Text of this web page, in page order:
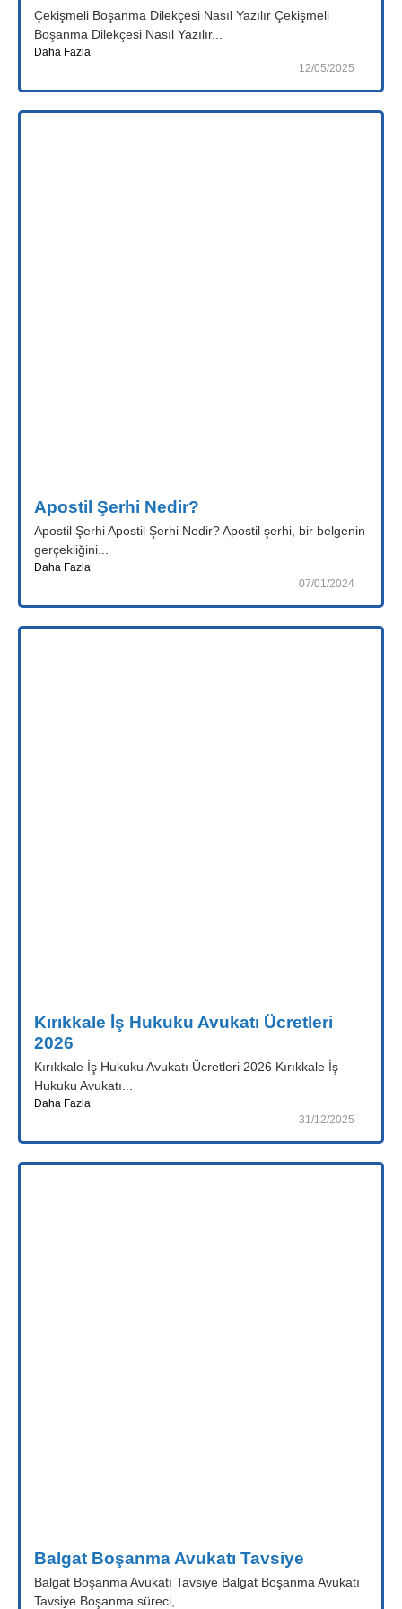
Çekişmeli Boşanma Dilekçesi Nasıl Yazılır Çekişmeli
Boşanma Dilekçesi Nasıl Yazılır...
Daha Fazla
12/05/2025
Apostil Şerhi Nedir?
Apostil Şerhi Apostil Şerhi Nedir? Apostil şerhi, bir belgenin
gerçekliğini...
Daha Fazla
07/01/2024
Kırıkkale İş Hukuku Avukatı Ücretleri
2026
Kırıkkale İş Hukuku Avukatı Ücretleri 2026 Kırıkkale İş
Hukuku Avukatı...
Daha Fazla
31/12/2025
Balgat Boşanma Avukatı Tavsiye
Balgat Boşanma Avukatı Tavsiye Balgat Boşanma Avukatı
Tavsiye Boşanma süreci,...